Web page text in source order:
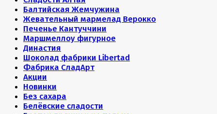
Балтийская Жемчужина
Жевательный мармелад Верокко
Печенье Кантуччини
Маршмеллоу фигурное
Династия
Шоколад фабрики Libertad
Фабрика СладАрт
Акции
Новинки
Без сахара
Белёвские сладости